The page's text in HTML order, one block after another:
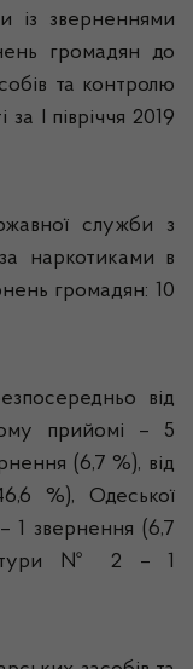
із зверненнями
громадян до
та контролю
І півріччя 2019
служби з
наркотиками в
громадян: 10
від
прийомі – 5
(6,7 %), від
%), Одеської
– 1 звернення (6,7
№ 2 – 1